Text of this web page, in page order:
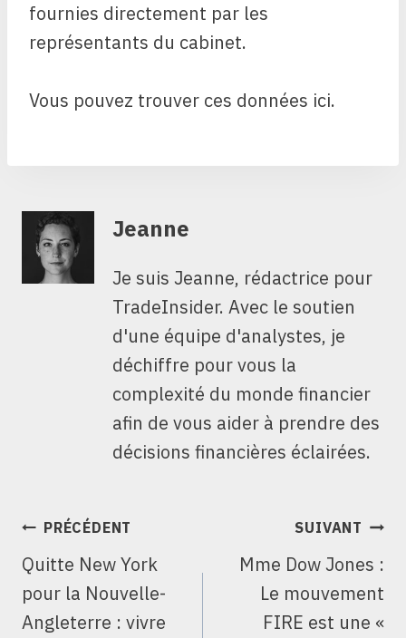
fournies directement par les
représentants du cabinet.
Vous pouvez trouver ces données ici.
Jeanne
Je suis Jeanne, rédactrice pour
TradeInsider. Avec le soutien
d'une équipe d'analystes, je
déchiffre pour vous la
complexité du monde financier
afin de vous aider à prendre des
décisions financières éclairées.
NAVIGATION
L’ARTICLE
PRÉCÉDENT
Quitte New York
pour la Nouvelle-
Angleterre : vivre
SUIVANT
Mme Dow Jones :
Le mouvement
FIRE est une «